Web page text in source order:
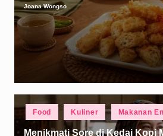
Posted
by
Joana Wongso
Posted
Food Kuliner Makanan
Menikmati Sore di Kedai Kopi